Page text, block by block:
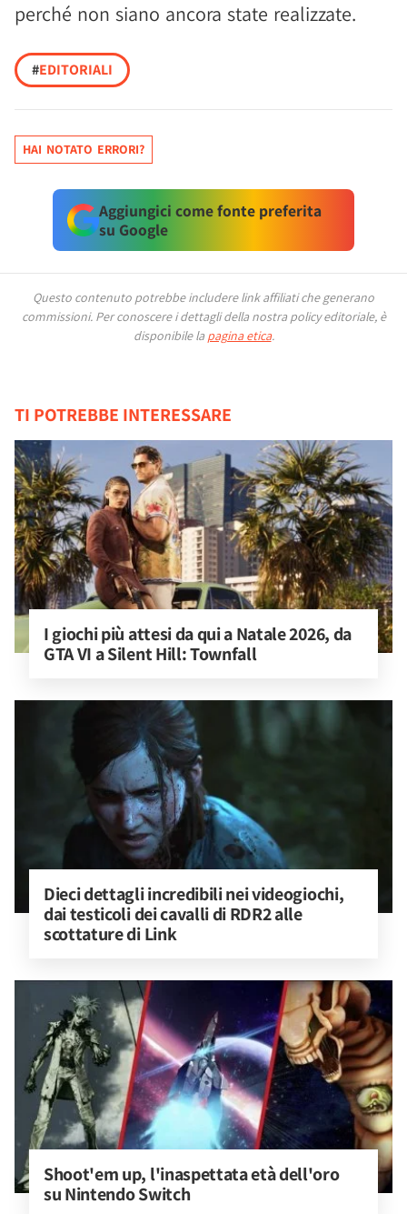
perché non siano ancora state realizzate.
#EDITORIALI
HAI NOTATO ERRORI?
Aggiungici come fonte preferita
su Google
Questo contenuto potrebbe includere link affiliati che generano
commissioni. Per conoscere i dettagli della nostra policy editoriale, è
disponibile la pagina etica.
TI POTREBBE INTERESSARE
I giochi più attesi da qui a Natale 2026, da
GTA VI a Silent Hill: Townfall
Dieci dettagli incredibili nei videogiochi,
dai testicoli dei cavalli di RDR2 alle
scottature di Link
Shoot'em up, l'inaspettata età dell'oro
su Nintendo Switch